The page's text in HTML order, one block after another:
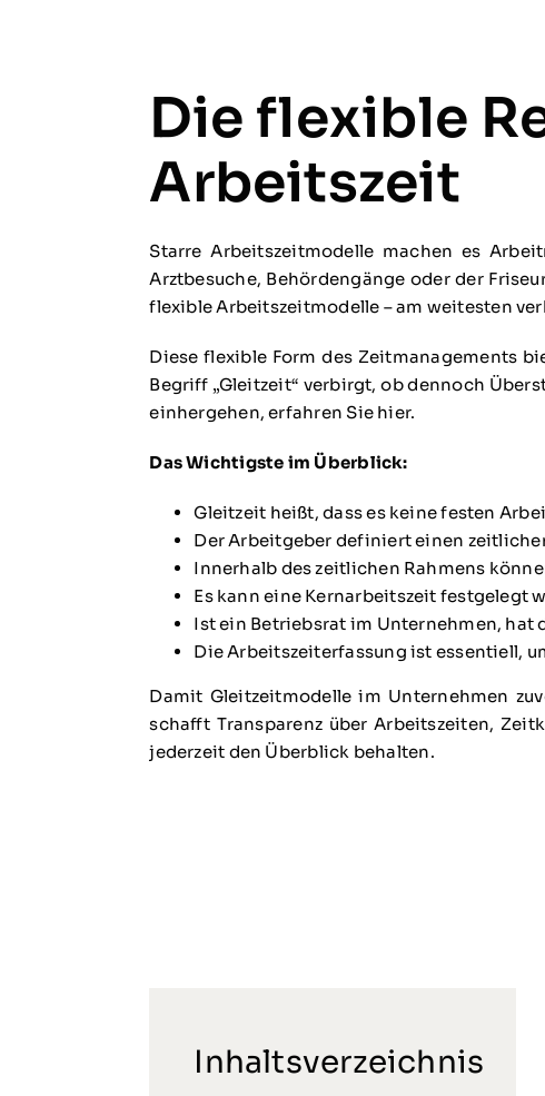
Die flexible
Arbeitszeit
Starre Arbeitszeitmodelle machen es
Arztbesuche, Behördengänge oder der
flexible Arbeitszeitmodelle – am weitesten
Diese flexible Form des Zeitmanagements
Begriff „Gleitzeit“ verbirgt, ob dennoch
einhergehen, erfahren Sie hier.
Das Wichtigste im Überblick:
Gleitzeit heißt, dass es keine festen
Der Arbeitgeber definiert einen
Innerhalb des zeitlichen Rahmens
Es kann eine Kernarbeitszeit festgelegt
Ist ein Betriebsrat im Unternehmen, hat
Die Arbeitszeiterfassung ist essentiell,
Damit Gleitzeitmodelle im Unternehmen
schafft Transparenz über Arbeitszeiten,
jederzeit den Überblick behalten.
Inhaltsverzeichnis